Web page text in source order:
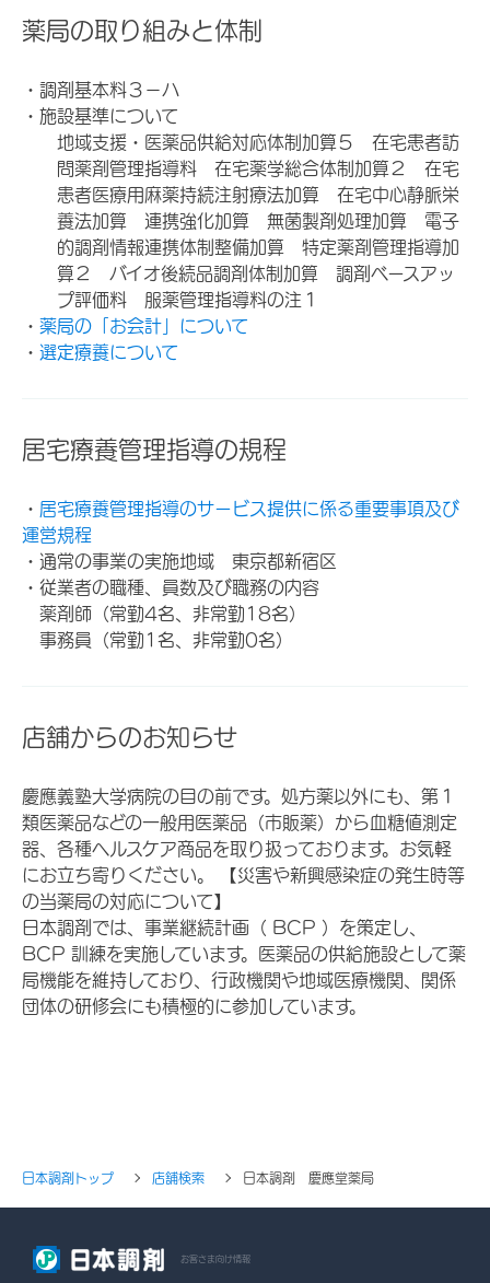
薬局の取り組みと体制
・調剤基本料３－ハ
・施設基準について
地域支援・医薬品供給対応体制加算５ 在宅患者訪
問薬剤管理指導料 在宅薬学総合体制加算２ 在宅
患者医療用麻薬持続注射療法加算 在宅中心静脈栄
養法加算 連携強化加算 無菌製剤処理加算 電子
的調剤情報連携体制整備加算 特定薬剤管理指導加
算２ バイオ後続品調剤体制加算 調剤ベースアッ
プ評価料 服薬管理指導料の注１
・ 薬局の「お会計」について
・ 選定療養について
居宅療養管理指導の規程
・ 居宅療養管理指導のサービス提供に係る重要事項及び
運営規程
・通常の事業の実施地域 東京都新宿区
・従業者の職種、員数及び職務の内容
薬剤師（常勤4名、非常勤18名）
事務員（常勤1名、非常勤0名）
店舗からのお知らせ
慶應義塾大学病院の目の前です。処方薬以外にも、第１
類医薬品などの一般用医薬品（市販薬）から血糖値測定
器、各種ヘルスケア商品を取り扱っております。お気軽
にお立ち寄りください。 【災害や新興感染症の発生時等
の当薬局の対応について】
日本調剤では、事業継続計画（ BCP ）を策定し、
BCP 訓練を実施しています。医薬品の供給施設として薬
局機能を維持しており、行政機関や地域医療機関、関係
団体の研修会にも積極的に参加しています。
日本調剤トップ 店舗検索 日本調剤 慶應堂薬局
お客さま向け情報